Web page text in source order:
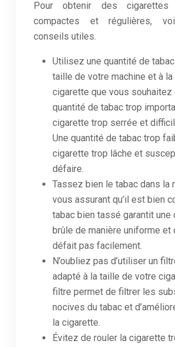
Pour obtenir des cigarettes
compactes et régulières,
conseils utiles.
Utilisez une quantité de
taille de votre machine et à
cigarette que vous souhaitez
quantité de tabac trop
cigarette trop serrée et
Une quantité de tabac trop
cigarette trop lâche et
défaire.
Tassez bien le tabac dans la
vous assurant qu’il est bien
tabac bien tassé garantit une
brûle de manière uniforme et
défait pas facilement.
N’oubliez pas d’utiliser un
adapté à la taille de votre
filtre permet de filtrer les
nocives du tabac et
la cigarette.
Évitez de rouler la cigarette